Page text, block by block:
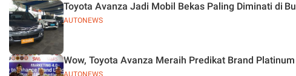
AUTONEWS
Toyota Avanza Jadi Mobil Bekas Paling Diminati di
AUTONEWS
Wow, Toyota Avanza Meraih Predikat Brand Platinum